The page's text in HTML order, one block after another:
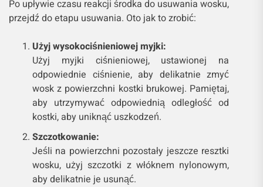
Po upływie czasu reakcji środka do usuwania wosku,
przejdź do etapu usuwania. Oto jak to zrobić:
Użyj wysokociśnieniowej myjki:
Użyj myjki ciśnieniowej, ustawionej na
odpowiednie ciśnienie, aby delikatnie zmyć
wosk z powierzchni kostki brukowej. Pamiętaj,
aby utrzymywać odpowiednią odległość od
kostki, aby uniknąć uszkodzeń.
Szczotkowanie:
Jeśli na powierzchni pozostały jeszcze resztki
wosku, użyj szczotki z włóknem nylonowym,
aby delikatnie je usunąć.